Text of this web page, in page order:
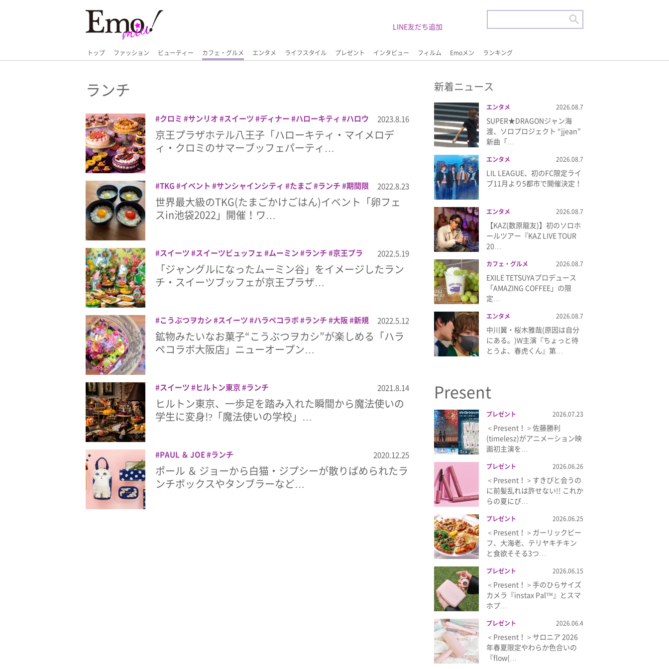
トップ ファッション ビューティー カフェ・グルメ エンタメ ライフスタイル プレゼント インタビュー フィルム Emoメン ランキング
LINE友だち追加
ランチ
クロミ サンリオ スイーツ ディナー ハローキティ
ハロウ
ィン
ビュッフェ マイメロディ ランチ
京王プラザホテル八
王子
2023.8.16
京王プラザホテル八王子「ハローキティ・マイメロデ
ィ・クロミのサマーブッフェパーティ…
TKG イベント サンシャインシティ たまご ランチ 期間限
定
2022.8.23
世界最大級のTKG(たまごかけごはん)イベント「卵フェ
スin池袋2022」開催！ワ…
スイーツ スイーツビュッフェ ムーミン ランチ 京王プラ
ザホテル八王子
2022.5.19
「ジャングルになったムーミン谷」をイメージしたラン
チ・スイーツブッフェが京王プラザ…
こうぶつヲカシ スイーツ ハラペコラボ ランチ 大阪 新規
オープン
琥珀糖
2022.5.12
鉱物みたいなお菓子“こうぶつヲカシ”が楽しめる「ハラ
ペコラボ大阪店」ニューオープン…
スイーツ ヒルトン東京 ランチ 2021.8.14
ヒルトン東京、一歩足を踏み入れた瞬間から魔法使いの
学生に変身!?「魔法使いの学校」…
PAUL ＆ JOE ランチ 2020.12.25
ポール ＆ ジョーから白猫・ジプシーが散りばめられたラ
ンチボックスやタンブラーなど…
新着ニュース
エンタメ 2026.08.7
SUPER★DRAGONジャン海
渡、ソロプロジェクト “jjean”
新曲「…
エンタメ 2026.08.7
LIL LEAGUE、初のFC限定ライ
ブ11月より5都市で開催決定！
エンタメ 2026.08.7
【KAZ(数原龍友)】初のソロホ
ールツアー『KAZ LIVE TOUR
20…
カフェ・グルメ 2026.08.7
EXILE TETSUYAプロデュース
「AMAZING COFFEE」の限
定…
エンタメ 2026.08.7
中川翼・桜木雅哉(原因は自分
にある。)W主演『ちょっと待
とうよ、春虎くん』第…
Present
プレゼント 2026.07.23
＜Present！＞佐藤勝利
(timelesz)がアニメーション映
画初主演を…
プレゼント 2026.06.26
＜Present！＞すきぴと会うの
に前髪乱れは許せない!! これか
らの夏にぴ…
プレゼント 2026.06.25
＜Present！＞ガーリックビー
フ、大海老、テリヤキチキン
と食欲そそる3つ…
プレゼント 2026.06.15
＜Present！＞手のひらサイズ
カメラ『instax Pal™』とスマ
ホプ…
プレゼント 2026.06.4
＜Present！＞サロニア 2026
年春夏限定やわらか色合いの
『flow(…